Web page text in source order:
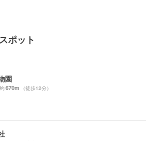
ポット
園
670m （徒歩12分）